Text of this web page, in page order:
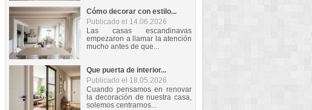
Cómo decorar con estilo...
Publicado el 14.06.2026
Las casas escandinavas
empezaron a llamar la atención
mucho antes de que...
Que puerta de interior...
Publicado el 18.05.2026
Cuando pensamos en renovar
la decoración de nuestra casa,
solemos centrarnos...